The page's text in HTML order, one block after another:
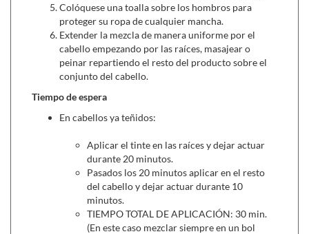
porcentaje de ingredientes naturales. NATURTINT es el
único tinte libre de componentes dañinos e irritantes para el
cabello y cuero cabelludo como resorcinol, parafinas,
parabenos, siliconas y sodium laureth sulfate. Porque para
conseguir resultados que convencen, en este caso lo
importante también es lo que Naturtint no tiene.
Champú de Algas Cabellos Teñidos-Mechas (300 ml.)
con propiedades antioxidantes y nutritivas, recupera y
mantiene el brillo capilar.
Mascarilla capilar de Tepezcohuite (200 gr.) ,
cabellos frágiles, deshidratados y teñidos. Ayuda a
reducir la caída del cabello.
Colóquese una toalla sobre los hombros para
proteger su ropa de cualquier mancha.
Extender la mezcla de manera uniforme por el
cabello empezando por las raíces, masajear o
peinar repartiendo el resto del producto sobre el
conjunto del cabello.
Tiempo de espera
En cabellos ya teñidos:
Aplicar el tinte en las raíces y dejar actuar
durante 20 minutos.
Pasados los 20 minutos aplicar en el resto
del cabello y dejar actuar durante 10
minutos.
TIEMPO TOTAL DE APLICACIÓN: 30 min.
(En este caso mezclar siempre en un bol